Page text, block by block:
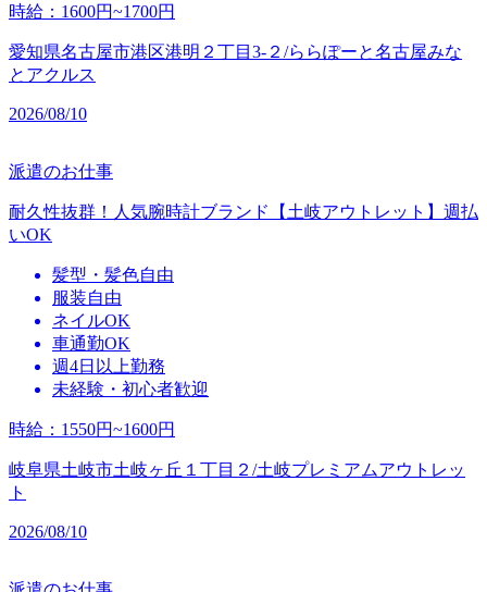
時給 ： 1600円~1700円
愛知県名古屋市港区港明２丁目3‐２/ららぽーと名古屋みな
とアクルス
2026/08/10
派遣のお仕事
耐久性抜群！人気腕時計ブランド【土岐アウトレット】週払
いOK
髪型・髪色自由
服装自由
ネイルOK
車通勤OK
週4日以上勤務
未経験・初心者歓迎
時給 ： 1550円~1600円
岐阜県土岐市土岐ヶ丘１丁目２/土岐プレミアムアウトレッ
ト
2026/08/10